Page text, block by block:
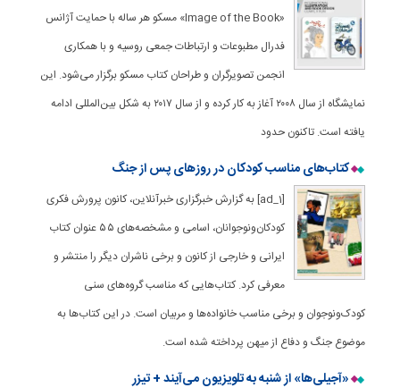
«Image of the Book» مسکو هر ساله با حمایت آژانس
فدرال مطبوعات و ارتباطات جمعی روسیه و با همکاری
انجمن تصویرگران و طراحان کتاب مسکو برگزار می‌شود. این
نمایشگاه از سال ۲۰۰۸ آغاز به کار کرده و از سال ۲۰۱۷ به شکل بین‌المللی ادامه
یافته است. تاکنون حدود
کتاب‌های مناسب کودکان در روزهای پس از جنگ
[ad_1] به گزارش خبرگزاری خبرآنلاین، کانون پرورش فکری
کودکان‌ونوجوانان، اسامی و مشخصه‌های ۵۵ عنوان کتاب
ایرانی و خارجی از کانون و برخی ناشران دیگر را منتشر و
معرفی کرد. کتاب‌هایی که مناسب گروه‌های سنی
کودک‌ونوجوان و برخی مناسب خانواده‌ها و مربیان است. در این کتاب‌ها به
موضوع جنگ و دفاع از میهن پرداخته شده است.
«آجیلی‌ها» از شنبه به تلویزیون می‌آیند + تیزر